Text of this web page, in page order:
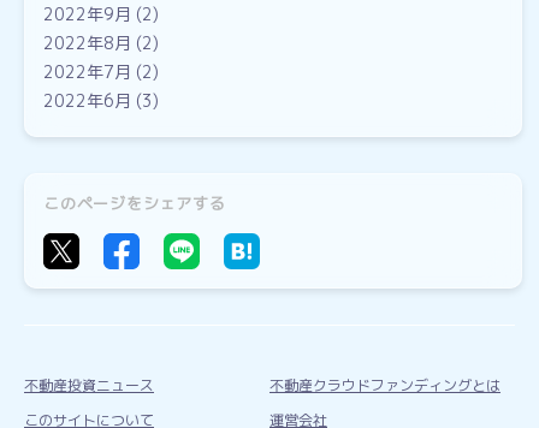
2022年9月 (2)
2022年8月 (2)
2022年7月 (2)
2022年6月 (3)
このページをシェアする
不動産投資ニュース
不動産クラウドファンディングとは
このサイトについて
運営会社